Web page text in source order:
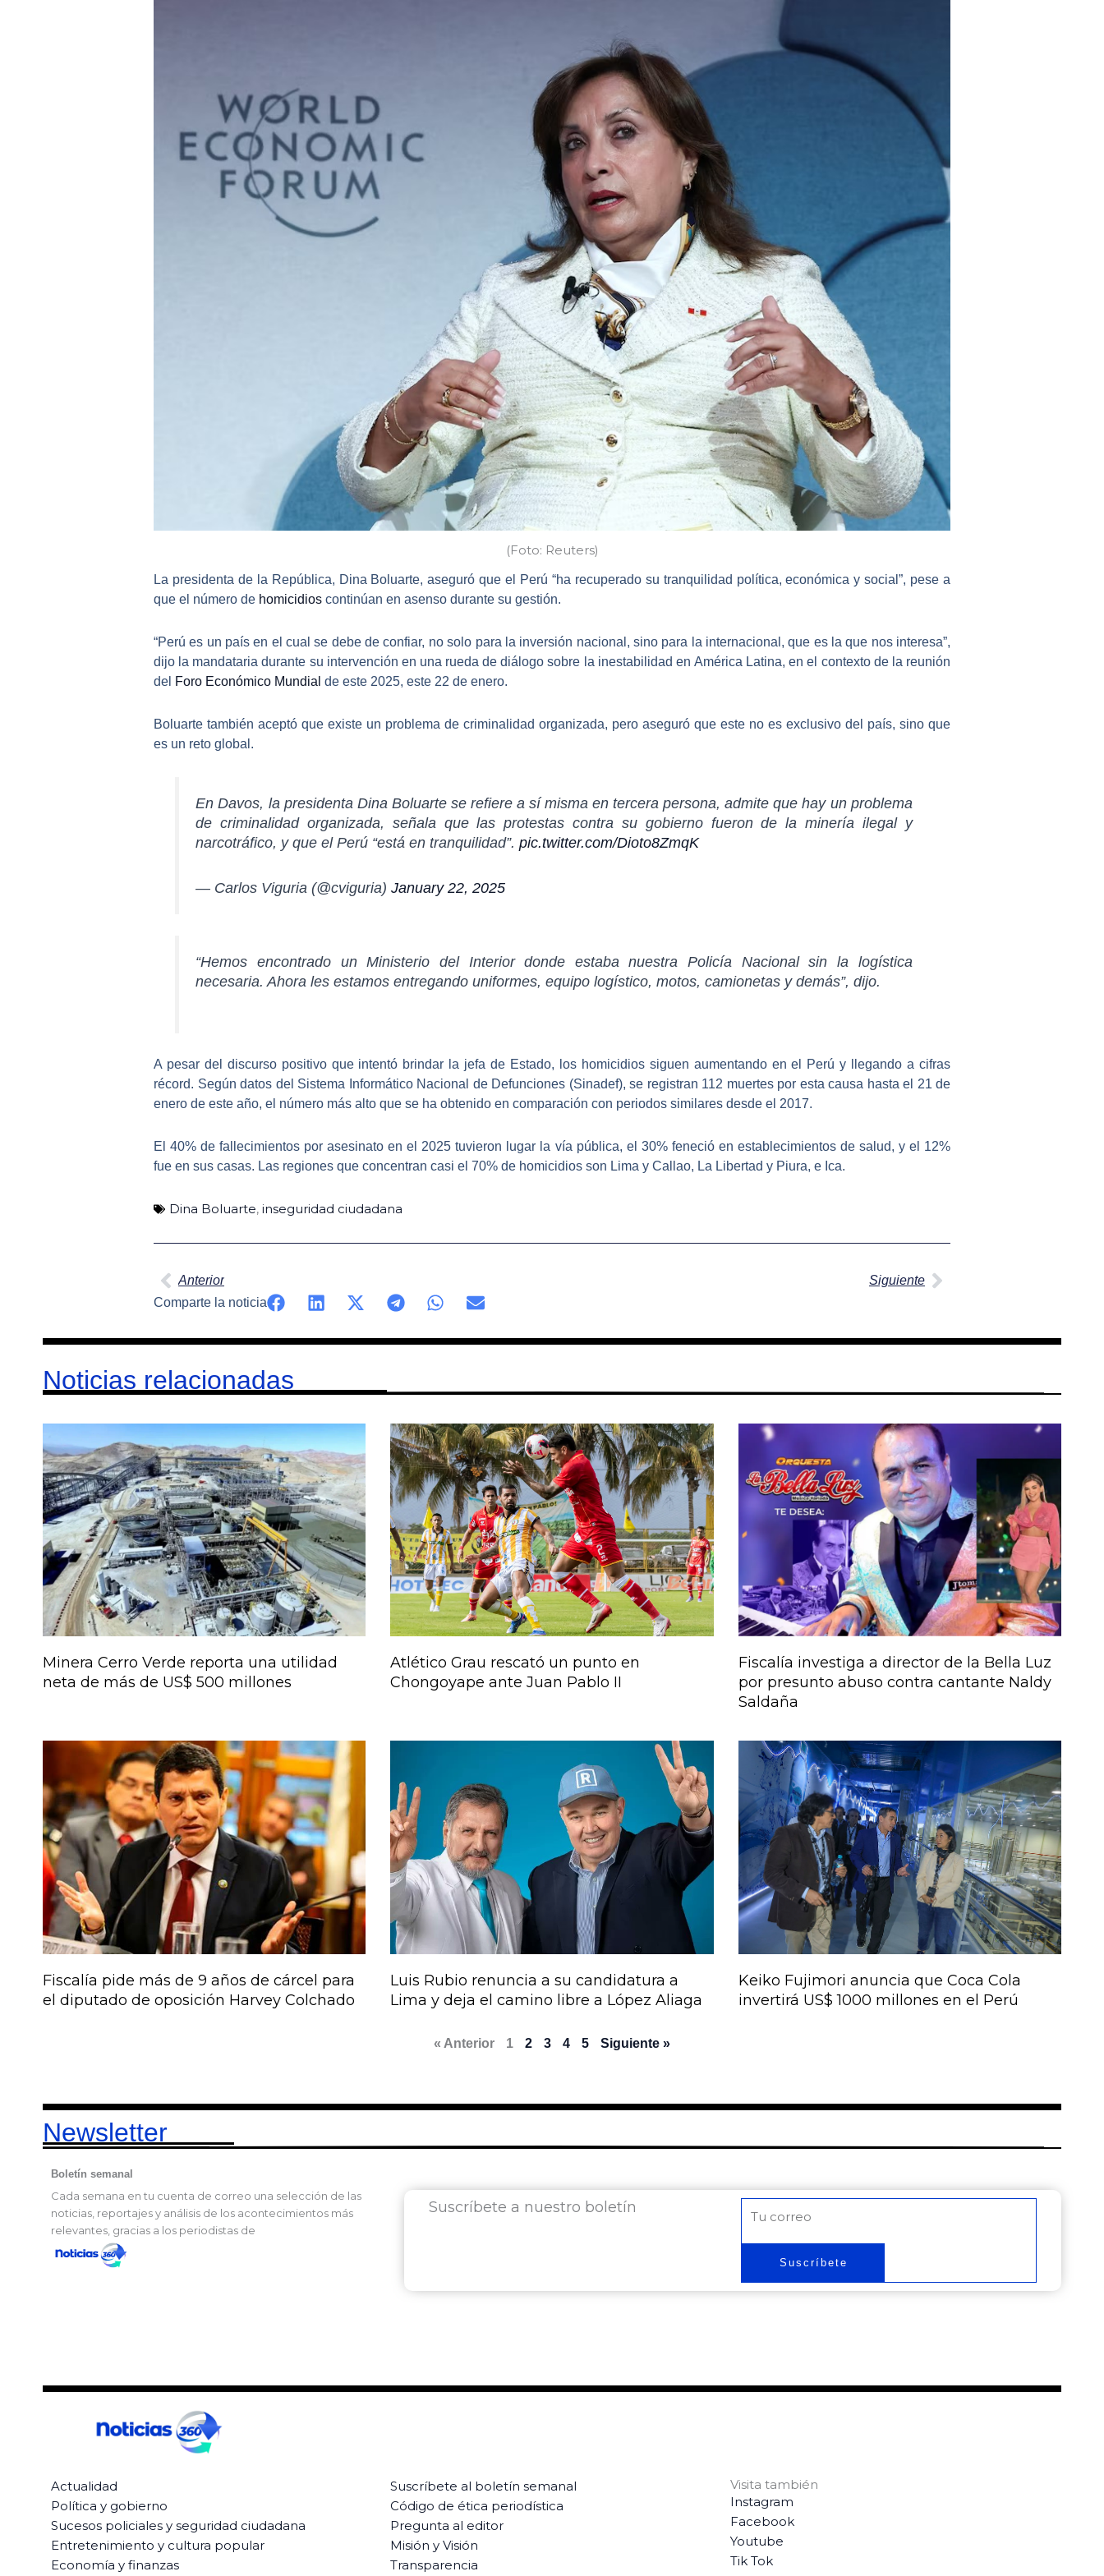
(Foto: Reuters)
La presidenta de la República, Dina Boluarte, aseguró que el Perú “ha recuperado su tranquilidad política, económica y social”, pese a
que el número de homicidios continúan en asenso durante su gestión.
“Perú es un país en el cual se debe de confiar, no solo para la inversión nacional, sino para la internacional, que es la que nos interesa”,
dijo la mandataria durante su intervención en una rueda de diálogo sobre la inestabilidad enAmérica Latina, en el contexto de la reunión
del Foro Económico Mundial de este 2025, este 22 de enero.
Boluarte también aceptó que existe un problema de criminalidad organizada, pero aseguró que este no es exclusivo del país, sino que
es un reto global.
En Davos, la presidenta Dina Boluarte se refiere a sí misma en tercera persona, admite que hay un problema
de criminalidad organizada, señala que las protestas contra su gobierno fueron de la minería ilegal y
narcotráfico, y que el Perú “está en tranquilidad”.pic.twitter.com/Dioto8ZmqK
— Carlos Viguria (@cviguria)January 22, 2025
“Hemos encontrado un Ministerio del Interior donde estaba nuestraPolicía Nacionalsin la logística
necesaria. Ahora les estamos entregando uniformes, equipo logístico, motos, camionetas y demás”, dijo.
A pesar del discurso positivo que intentó brindar la jefa de Estado, los homicidios siguen aumentando en el Perú y llegando a cifras
récord. Según datos del Sistema Informático Nacional de Defunciones (Sinadef), se registran 112 muertes por esta causa hasta el 21 de
enero de este año, el número más alto que se ha obtenido en comparación con periodos similares desde el 2017.
El 40% de fallecimientos por asesinato en el 2025 tuvieron lugar la vía pública, el 30% feneció en establecimientos de salud, y el 12%
fue en sus casas. Las regiones que concentran casi el 70% de homicidios son Lima y Callao, La Libertad y Piura, e Ica.
Dina Boluarte, inseguridad ciudadana
Anterior Siguiente
Comparte la noticia
Noticias relacionadas
Minera Cerro Verde reporta una utilidad
neta de más de US$ 500 millones
Atlético Grau rescató un punto en
Chongoyape ante Juan Pablo II
Fiscalía investiga a director de la Bella Luz
por presunto abuso contra cantante Naldy
Saldaña
Fiscalía pide más de 9 años de cárcel para
el diputado de oposición Harvey Colchado
Luis Rubio renuncia a su candidatura a
Lima y deja el camino libre a López Aliaga
Keiko Fujimori anuncia que Coca Cola
invertirá US$ 1000 millones en el Perú
« Anterior
Página
1
Página
2
Página
3
Página
4
Página
5 Siguiente »
Newsletter
Boletín semanal
Cada semana en tu cuenta de correo una selección de las
noticias, reportajes y análisis de los acontecimientos más
relevantes, gracias a los periodistas de
Suscríbete a nuestro boletín
Suscríbete
Actualidad
Política y gobierno
Sucesos policiales y seguridad ciudadana
Entretenimiento y cultura popular
Economía y finanzas
Suscríbete al boletín semanal
Código de ética periodística
Pregunta al editor
Misión y Visión
Transparencia
Visita también
Instagram
Facebook
Youtube
Tik Tok